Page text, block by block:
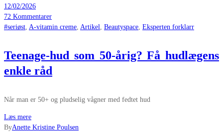
12/02/2026
72 Kommentarer
#seriøst A-vitamin creme Artikel Beautyspace Eksperten forklarr
Teenage-hud som 50-årig? Få hudlægens
enkle råd
Når man er 50+ og pludselig vågner med fedtet hud
Læs mere
ByAnette Kristine Poulsen